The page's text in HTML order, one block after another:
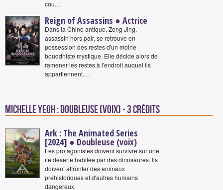
cou…
Reign of Assassins ● Actrice
Dans la Chine antique, Zeng Jing,
assassin hors pair, se retrouve en
possession des restes d'un moine
bouddhiste mystique. Elle décide alors de
ramener les restes à l'endroit auquel ils
appartiennent.…
Michelle Yeoh : Doubleuse (voix) - 3 crédits
Ark : The Animated Series
[2024] ● Doubleuse (voix)
Les protagonistes doivent survivre sur une
île déserte habitée par des dinosaures. Ils
doivent affronter des animaux
préhistoriques et d'autres humains
dangereux.